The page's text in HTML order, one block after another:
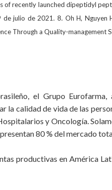
of recently launched dipeptidyl
julio de 2021. 8. Oh H,
Through a Quality-
el Grupo
calidad de vida de las
y Oncología.
80 % del mercado
productivas en América